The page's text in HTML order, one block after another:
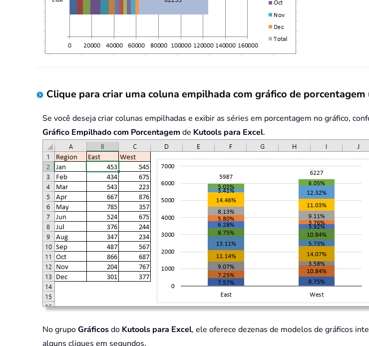
Clique para criar uma coluna empilhada com gráfico de
Se você deseja criar colunas empilhadas e exibir as séries em porcentagem no gráfico,
Gráfico Empilhado com Porcentagem de Kutools para Excel.
No grupoGráficosdo Kutools para Excel, ele oferece dezenas de modelos de gráficos
alguns cliques em segundos.